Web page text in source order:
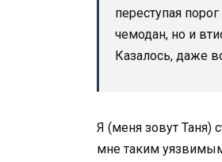
переступая
чемодан, но и
Казалось, даже
Я (меня зовут Таня)
мне таким